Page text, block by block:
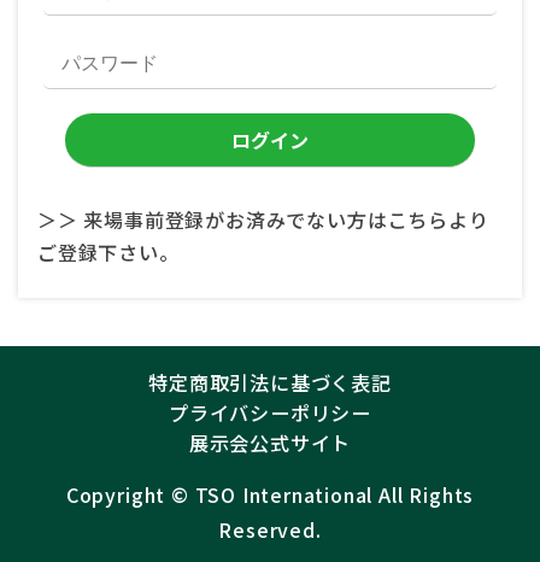
＞＞ 来場事前登録がお済みでない方はこちらより
ご登録下さい。
特定商取引法に基づく表記
プライバシーポリシー
展示会公式サイト
Copyright ©︎ TSO International All Rights
Reserved.